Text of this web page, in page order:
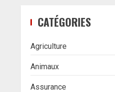
CATÉGORIES
Agriculture
Animaux
Assurance